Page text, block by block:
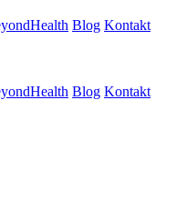
Blog Kontakt
Blog Kontakt